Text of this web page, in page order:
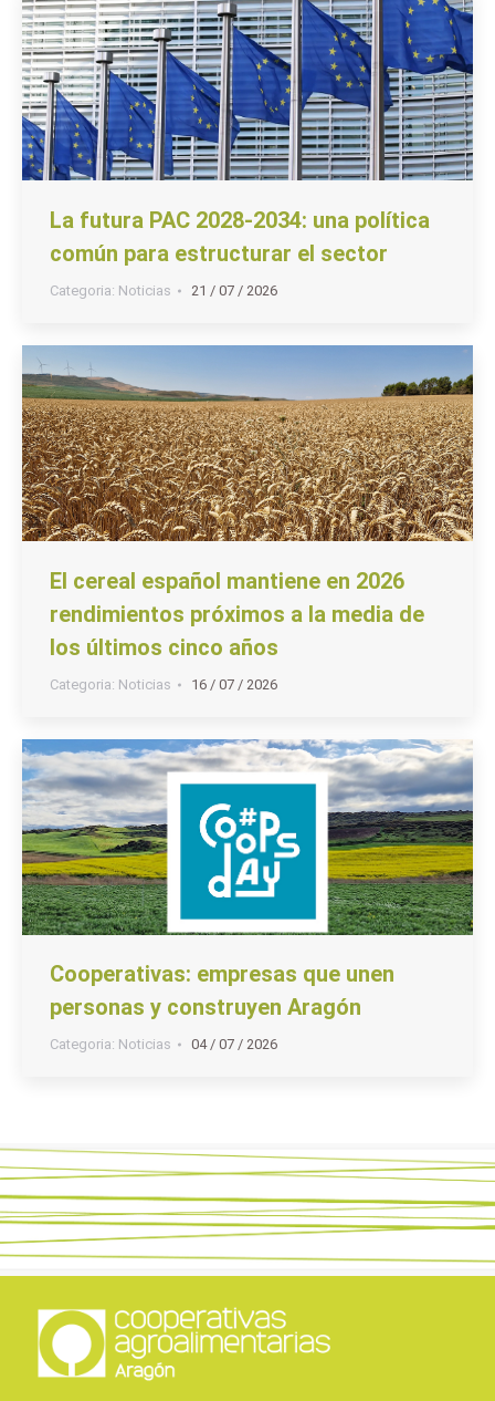
La futura PAC 2028-2034: una política
común para estructurar el sector
Categoria: Noticias 21 / 07 / 2026
El cereal español mantiene en 2026
rendimientos próximos a la media de
los últimos cinco años
Categoria: Noticias 16 / 07 / 2026
Cooperativas: empresas que unen
personas y construyen Aragón
Categoria: Noticias 04 / 07 / 2026